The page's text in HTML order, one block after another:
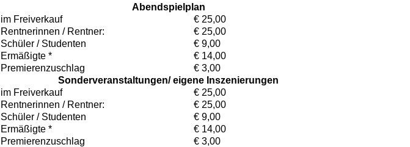
Abendspielplan
im Freiverkauf
€ 25,00
Rentnerinnen / Rentner:
€ 25,00
Schüler / Studenten
€ 9,00
Ermäßigte *
€ 14,00
Premierenzuschlag
€ 3,00
Sonderveranstaltungen/ eigene Inszenierungen
im Freiverkauf
€ 25,00
Rentnerinnen / Rentner:
€ 25,00
Schüler / Studenten
€ 9,00
Ermäßigte *
€ 14,00
Premierenzuschlag
€ 3,00